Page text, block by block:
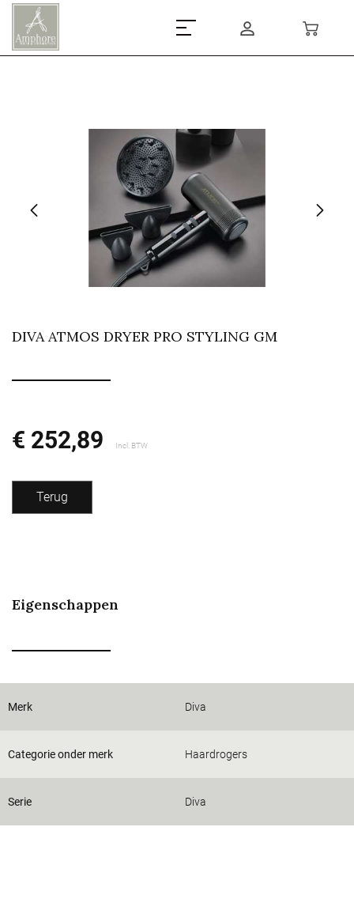
DIVA ATMOS DRYER PRO STYLING GM
€ 252,89 Incl. BTW
Terug
Eigenschappen
Merk Diva
Categorie onder merk Haardrogers
Serie Diva